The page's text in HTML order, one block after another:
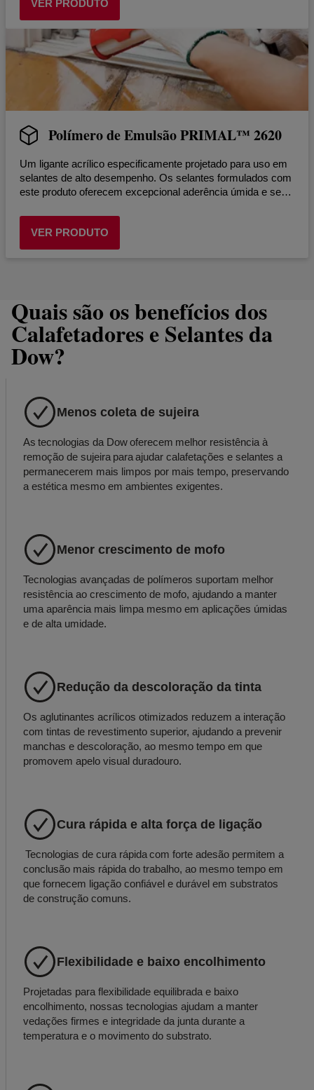
VER PRODUTO
Polímero de Emulsão PRIMAL™ 2620
Um ligante acrílico especificamente projetado para uso em
selantes de alto desempenho. Os selantes formulados com
este produto oferecem excepcional aderência úmida e seca
VER PRODUTO
Quais são os benefícios dos
Calafetadores e Selantes da
Dow?
Menos coleta de sujeira
As tecnologias da Dow oferecem melhor resistência à
remoção de sujeira para ajudar calafetações e selantes a
permanecerem mais limpos por mais tempo, preservando
a estética mesmo em ambientes exigentes.
Menor crescimento de mofo
Tecnologias avançadas de polímeros suportam melhor
resistência ao crescimento de mofo, ajudando a manter
uma aparência mais limpa mesmo em aplicações úmidas
e de alta umidade.
Redução da descoloração da tinta
Os aglutinantes acrílicos otimizados reduzem a interação
com tintas de revestimento superior, ajudando a prevenir
manchas e descoloração, ao mesmo tempo em que
promovem apelo visual duradouro.
Cura rápida e alta força de ligação
Tecnologias de cura rápida com forte adesão permitem a
conclusão mais rápida do trabalho, ao mesmo tempo em
que fornecem ligação confiável e durável em substratos
de construção comuns.
Flexibilidade e baixo encolhimento
Projetadas para flexibilidade equilibrada e baixo
encolhimento, nossas tecnologias ajudam a manter
vedações firmes e integridade da junta durante a
temperatura e o movimento do substrato.